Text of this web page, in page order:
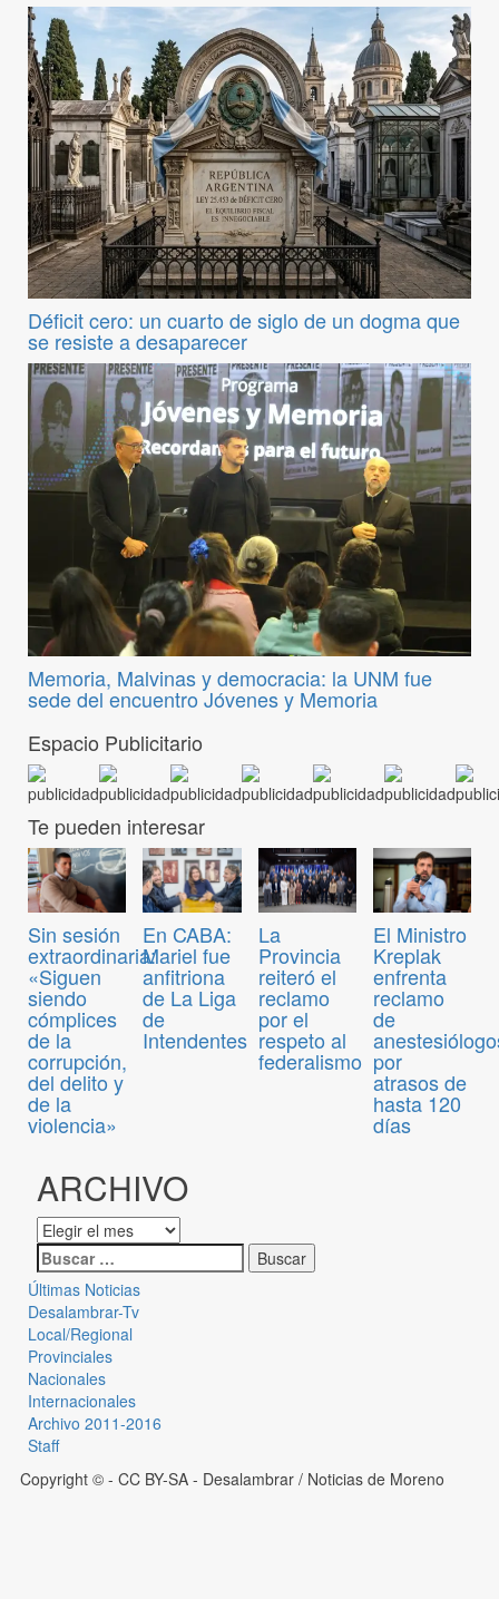
Déficit cero: un cuarto de siglo de un dogma que
se resiste a desaparecer
Memoria, Malvinas y democracia: la UNM fue
sede del encuentro Jóvenes y Memoria
Espacio Publicitario
Te pueden interesar
Sin sesión
extraordinaria:
«Siguen
siendo
cómplices
de la
corrupción,
del delito y
de la
violencia»
En CABA:
Mariel fue
anfitriona
de La Liga
de
Intendentes
La
Provincia
reiteró el
reclamo
por el
respeto al
federalismo
El Ministro
Kreplak
enfrenta
reclamo
de
por
atrasos de
hasta 120
días
ARCHIVO
Últimas Noticias
Desalambrar-Tv
Local/Regional
Provinciales
Nacionales
Internacionales
Archivo 2011-2016
Staff
Copyright © - CC BY-SA - Desalambrar / Noticias de Moreno